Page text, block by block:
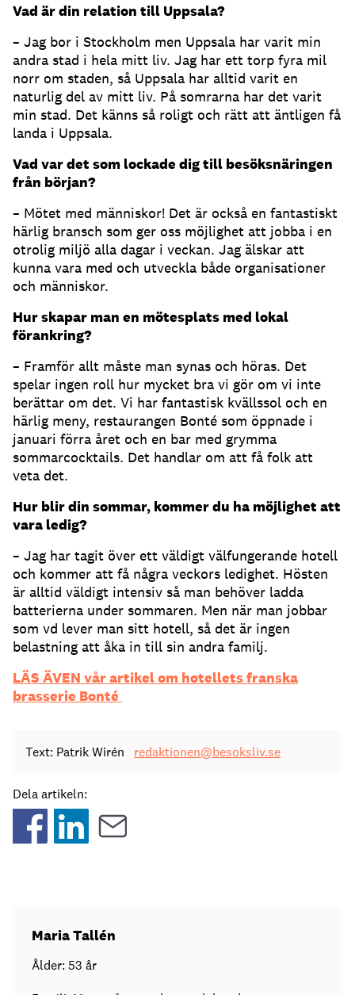
Vad är din relation till Uppsala?
– Jag bor i Stockholm men Uppsala har varit min
andra stad i hela mitt liv. Jag har ett torp fyra mil
norr om staden, så Uppsala har alltid varit en
naturlig del av mitt liv. På somrarna har det varit
min stad. Det känns så roligt och rätt att äntligen få
landa i Uppsala.
Vad var det som lockade dig till besöksnäringen
från början?
– Mötet med människor! Det är också en fantastiskt
härlig bransch som ger oss möjlighet att jobba i en
otrolig miljö alla dagar i veckan. Jag älskar att
kunna vara med och utveckla både organisationer
och människor.
Hur skapar man en mötesplats med lokal
förankring?
– Framför allt måste man synas och höras. Det
spelar ingen roll hur mycket bra vi gör om vi inte
berättar om det. Vi har fantastisk kvällssol och en
härlig meny, restaurangen Bonté som öppnade i
januari förra året och en bar med grymma
sommarcocktails. Det handlar om att få folk att
veta det.
Hur blir din sommar, kommer du ha möjlighet att
vara ledig?
– Jag har tagit över ett väldigt välfungerande hotell
och kommer att få några veckors ledighet. Hösten
är alltid väldigt intensiv så man behöver ladda
batterierna under sommaren. Men när man jobbar
som vd lever man sitt hotell, så det är ingen
belastning att åka in till sin andra familj.
LÄS ÄVEN vår artikel om hotellets franska
brasserie Bonté
Text: Patrik Wirén redaktionen@besoksliv.se
Dela artikeln:
Maria Tallén
Ålder: 53 år